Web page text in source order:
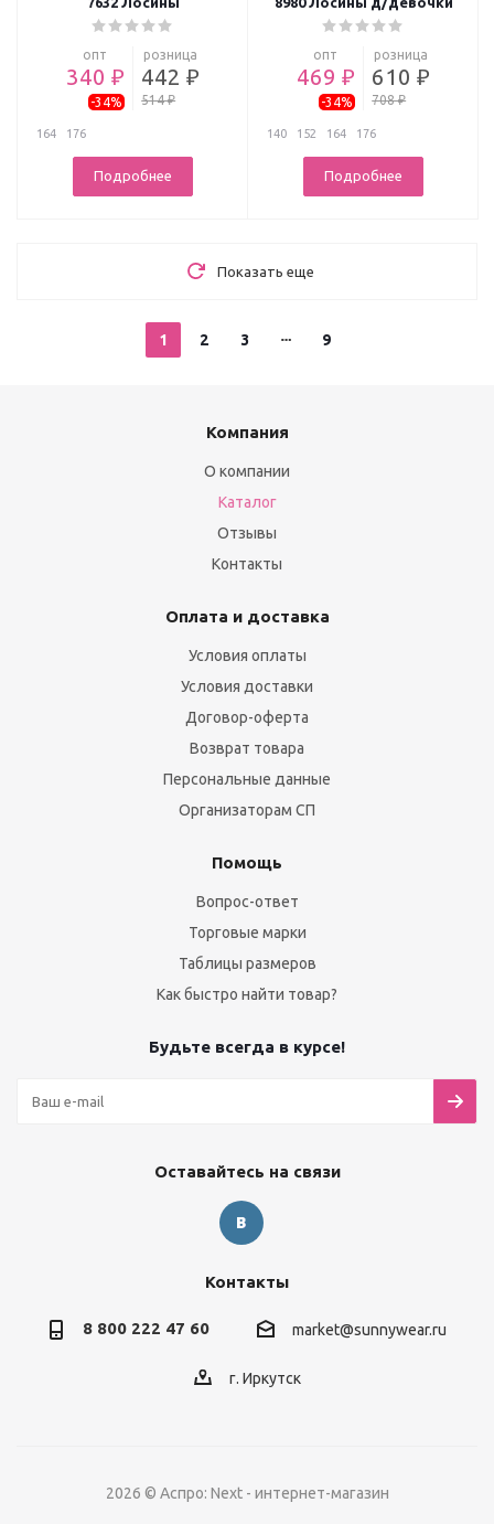
опт
340 ₽
-34%
розница
442 ₽
514 ₽
164 176
Подробнее
опт
469 ₽
-34%
розница
610 ₽
708 ₽
140 152 164 176
Подробнее
Показать еще
1 2 3 9
Компания
О компании
Каталог
Отзывы
Контакты
Оплата и доставка
Условия оплаты
Условия доставки
Договор-оферта
Возврат товара
Персональные данные
Организаторам СП
Помощь
Вопрос-ответ
Торговые марки
Таблицы размеров
Как быстро найти товар?
Будьте всегда в курсе!
Оставайтесь на связи
Контакты
8 800 222 47 60 market@sunnywear.ru
г. Иркутск
2026 © Аспро: Next - интернет-магазин